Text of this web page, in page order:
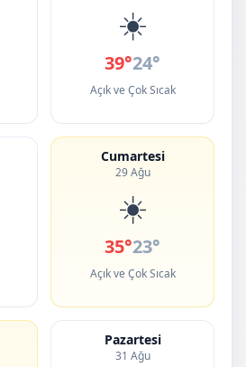
☀️
39°24°
Açık ve Çok Sıcak
Cumartesi
29 Ağu
☀️
35°23°
Açık ve Çok Sıcak
Pazartesi
31 Ağu